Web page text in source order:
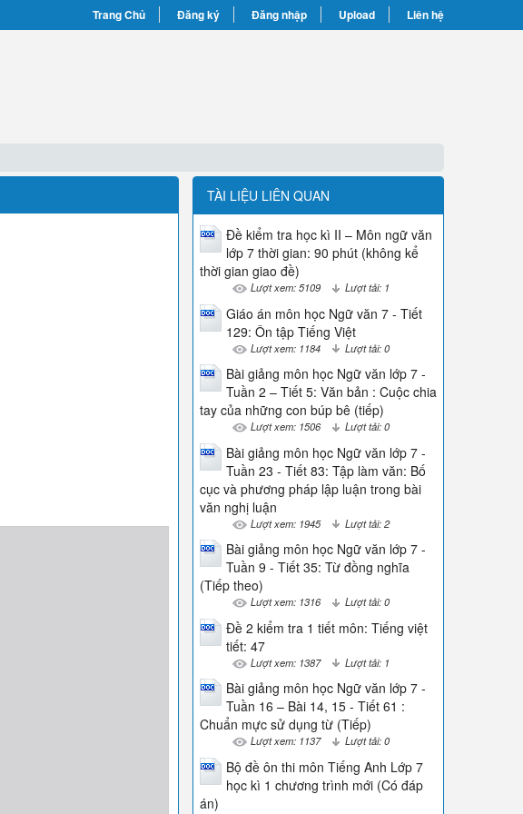
Trang Chủ Đăng ký Đăng nhập Upload Liên hệ
TÀI LIỆU LIÊN QUAN
Đề kiểm tra học kì II – Môn ngữ văn
lớp 7 thời gian: 90 phút (không kể
thời gian giao đề)
Lượt xem: 5109 Lượt tải: 1
Giáo án môn học Ngữ văn 7 - Tiết
129: Ôn tập Tiếng Việt
Lượt xem: 1184 Lượt tải: 0
Bài giảng môn học Ngữ văn lớp 7 -
Tuần 2 – Tiết 5: Văn bản : Cuộc chia
tay của những con búp bê (tiếp)
Lượt xem: 1506 Lượt tải: 0
Bài giảng môn học Ngữ văn lớp 7 -
Tuần 23 - Tiết 83: Tập làm văn: Bố
cục và phương pháp lập luận trong bài
văn nghị luận
Lượt xem: 1945 Lượt tải: 2
Bài giảng môn học Ngữ văn lớp 7 -
Tuần 9 - Tiết 35: Từ đồng nghĩa
(Tiếp theo)
Lượt xem: 1316 Lượt tải: 0
Đề 2 kiểm tra 1 tiết môn: Tiếng việt
tiết: 47
Lượt xem: 1387 Lượt tải: 1
Bài giảng môn học Ngữ văn lớp 7 -
Tuần 16 – Bài 14, 15 - Tiết 61 :
Chuẩn mực sử dụng từ (Tiếp)
Lượt xem: 1137 Lượt tải: 0
Bộ đề ôn thi môn Tiếng Anh Lớp 7
học kì 1 chương trình mới (Có đáp
án)